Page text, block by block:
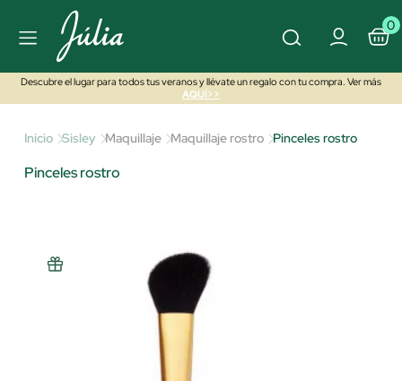
0
Descubre el lugar para todos tus veranos y llévate un regalo con tu compra. Ver más
AQUÍ>>
Inicio Sisley Maquillaje Maquillaje rostro Pinceles rostro
Pinceles rostro